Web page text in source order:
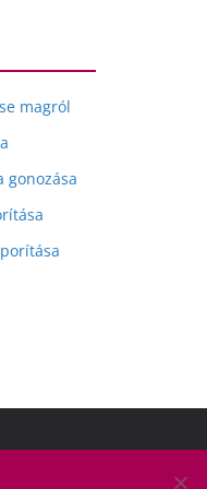
magról
gonozása